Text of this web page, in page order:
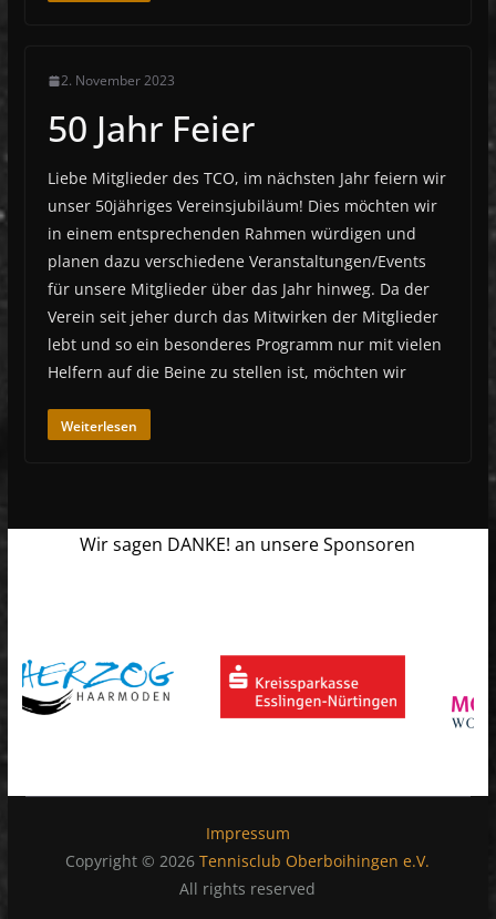
2. November 2023
50 Jahr Feier
Liebe Mitglieder des TCO, im nächsten Jahr feiern wir
unser 50jähriges Vereinsjubiläum! Dies möchten wir
in einem entsprechenden Rahmen würdigen und
planen dazu verschiedene Veranstaltungen/Events
für unsere Mitglieder über das Jahr hinweg. Da der
Verein seit jeher durch das Mitwirken der Mitglieder
lebt und so ein besonderes Programm nur mit vielen
Helfern auf die Beine zu stellen ist, möchten wir
Weiterlesen
Wir sagen DANKE! an unsere Sponsoren
Impressum
Copyright © 2026Tennisclub Oberboihingen e.V.
All rights reserved